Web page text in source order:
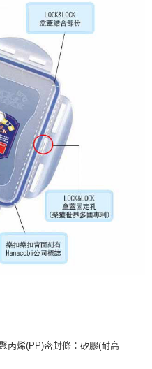
丙烯(PP)密封條：矽膠(耐高